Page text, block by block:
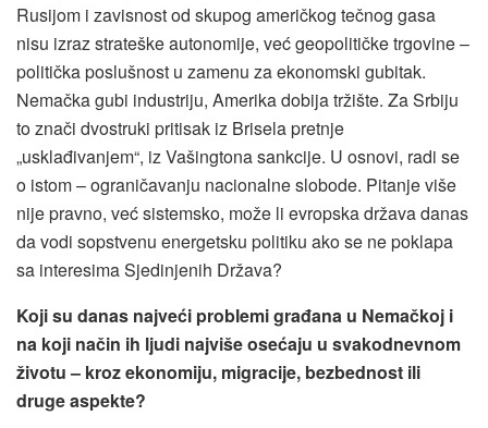
Rusijom i zavisnost od skupog američkog tečnog gasa
nisu izraz strateške autonomije, već geopolitičke trgovine –
politička poslušnost u zamenu za ekonomski gubitak.
Nemačka gubi industriju, Amerika dobija tržište. Za Srbiju
to znači dvostruki pritisak iz Brisela pretnje
„usklađivanjem“, iz Vašingtona sankcije. U osnovi, radi se
o istom – ograničavanju nacionalne slobode. Pitanje više
nije pravno, već sistemsko, može li evropska država danas
da vodi sopstvenu energetsku politiku ako se ne poklapa
sa interesima Sjedinjenih Država?
Koji su danas najveći problemi građana u Nemačkoj i
na koji način ih ljudi najviše osećaju u svakodnevnom
životu – kroz ekonomiju, migracije, bezbednost ili
druge aspekte?